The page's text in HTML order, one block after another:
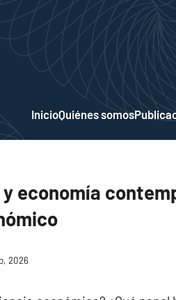
InicioQuiénes somos
economía
2026